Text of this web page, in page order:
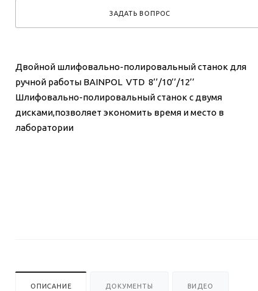
ЗАДАТЬ ВОПРОС
Двойной шлифовально-полировальный станок для
ручной работы BAINPOL VTD 8’’/10’’/12’’
Шлифовально-полировальный станок с двумя
дисками,позволяет экономить время и место в
лаборатории
ОПИСАНИЕ ДОКУМЕНТЫ ВИДЕО